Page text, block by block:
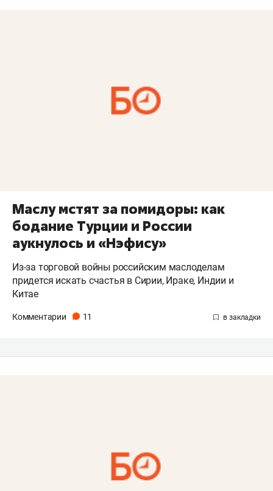
Маслу мстят за помидоры: как
бодание Турции и России
аукнулось и «Нэфису»
Из-за торговой войны российским маслоделам
придется искать счастья в Сирии, Ираке, Индии и
Китае
Комментарии 11